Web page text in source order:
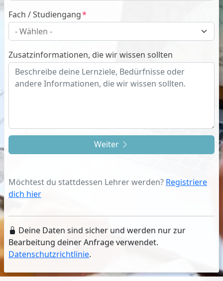
Fach / Studiengang
Zusatzinformationen, die wir wissen sollten
Weiter
Möchtest du stattdessen Lehrer werden? Registriere
dich hier
Deine Daten sind sicher und werden nur zur
Bearbeitung deiner Anfrage verwendet.
Datenschutzrichtlinie.